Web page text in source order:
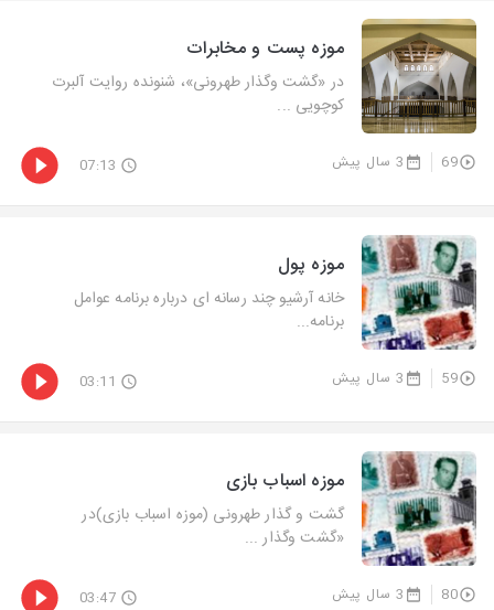
موزه پست و مخابرات
در «گشت‌ وگذار طهرونی»، شنونده روایت آلبرت
كوچویی ...
69 3 سال پیش 07:13
موزه پول
خانه آرشیو چند رسانه ای درباره برنامه عوامل
برنامه...
59 3 سال پیش 03:11
موزه اسباب بازی
گشت و گذار طهرونی (موزه اسباب بازی)در
«گشت‌ وگذار ...
80 3 سال پیش 03:47